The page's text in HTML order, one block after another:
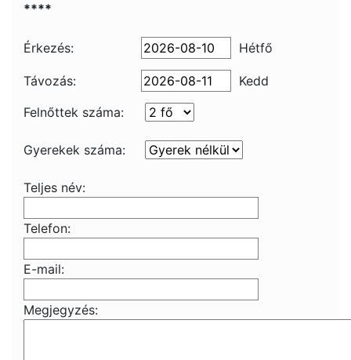
****
Érkezés: Hétfő
Távozás:
Kedd
Felnőttek száma:
Gyerekek száma:
Teljes név:
Telefon:
E-mail:
Megjegyzés: